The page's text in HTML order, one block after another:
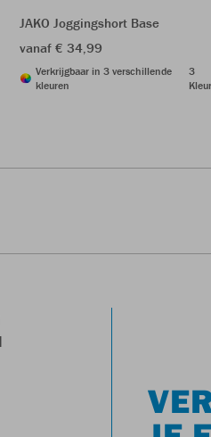
JAKO Joggingshort Base
vanaf € 34,99
Verkrijgbaar in 3 verschillende
kleuren
3